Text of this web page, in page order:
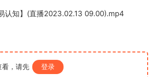
认知】(直播2023.02.13 09.00).mp4
看，请先 登录